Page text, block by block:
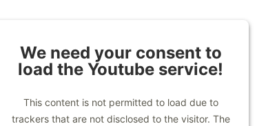
We need your consent to
load the Youtube service!
This content is not permitted to load due to
trackers that are not disclosed to the visitor. The